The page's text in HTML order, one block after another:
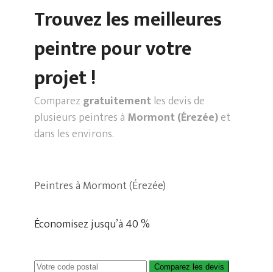
Trouvez les meilleures
peintre pour votre
projet !
Comparez gratuitementles devis de
plusieurs peintres à Mormont (Érezée)et
dans les environs.
Peintres à Mormont (Érezée)
Économisez jusqu’à 40 %
Comparez les devis